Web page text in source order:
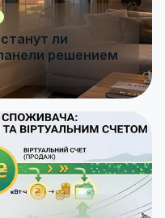
ли
решением